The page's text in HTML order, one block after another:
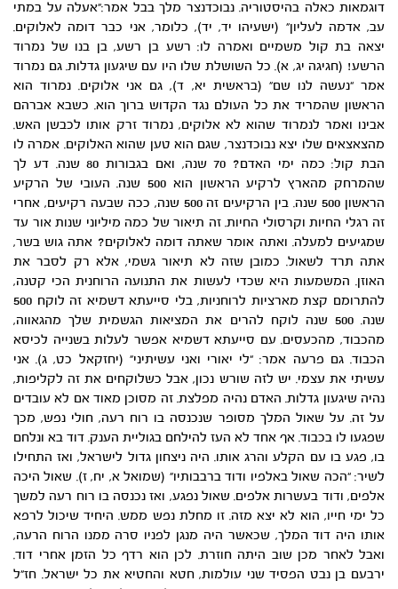
דוגמאות כאלה בהיסטוריה. נבוכדנצר מלך בבל אמר:”אעלה על במתי
עב, אדמה לעליון” (ישעיהו יד, יד), כלומר, אני כבר דומה לאלוקים.
יצאה בת קול משמיים ואמרה לו: רשע בן רשע, בן בנו של נמרוד
הרשע! (חגיגה יג, א). כל השושלת שלו היו עם שיגעון גדלות. גם נמרוד
אמר “נעשה לנו שם” (בראשית יא, ד), גם אני אלוקים. נמרוד הוא
הראשון שהמריד את כל העולם נגד הקדוש ברוך הוא. כשבא אברהם
אבינו ואמר לנמרוד שהוא לא אלוקים, נמרוד זרק אותו לכבשן האש.
מהצאצאים שלו יצא נבוכדנצר, שגם הוא טען שהוא האלוקים. אמרה לו
הבת קול: כמה ימי האדם? 70 שנה, ואם בגבורות 80 שנה. דע לך
שהמרחק מהארץ לרקיע הראשון הוא 500 שנה. העובי של הרקיע
הראשון 500 שנה. בין הרקיעים זה 500 שנה, ככה שבעה רקיעים, אחרי
זה רגלי החיות וקרסולי החיות. זה תיאור של כמה מיליוני שנות אור עד
שמגיעים למעלה. ואתה אומר שאתה דומה לאלוקים? אתה גוש בשר,
אתה תרד לשאול. כמובן שזה לא תיאור גשמי, אלא רק לסבר את
האוזן. המשמעות היא שכדי לעשות את התנועה הרוחנית הכי קטנה,
להתרומם קצת מארציות לרוחניות, בלי סייעתא דשמיא זה לוקח 500
שנה. 500 שנה לוקח להרים את המציאות הגשמית שלך מהגאווה,
מהכבוד, מהכעסים. עם סייעתא דשמיא אפשר לעלות בשנייה לכיסא
הכבוד. גם פרעה אמר: “לי יאורי ואני עשיתיני” (יחזקאל כט, ג). אני
עשיתי את עצמי. יש לזה שורש נכון, אבל כשלוקחים את זה לקליפות,
נהיה שיגעון גדלות. האדם נהיה מפלצת. זה מסוכן מאוד אם לא עובדים
על זה. על שאול המלך מסופר שנכנסה בו רוח רעה, חולי נפש, מכך
שפגעו לו בכבוד. אף אחד לא העז להילחם בגוליית הענק. דוד בא ונלחם
בו, פגע בו עם הקלע והרג אותו. היה ניצחון גדול לישראל, ואז התחילו
לשיר: “הכה שאול באלפיו ודוד ברבבותיו” (שמואל א, יח, ז). שאול היכה
אלפים, ודוד בעשרות אלפים. שאול נפגע, ואז נכנסה בו רוח רעה למשך
כל ימי חייו, הוא לא יצא מזה. זו מחלת נפש ממש. היחיד שיכול לרפא
אותו היה דוד המלך, שכאשר היה מנגן לפניו סרה ממנו הרוח הרעה,
ואבל לאחר מכן שוב היתה חוזרת. לכן הוא רדף כל הזמן אחרי דוד.
ירבעם בן נבט הפסיד שני עולמות, חטא והחטיא את כל ישראל. חז”ל